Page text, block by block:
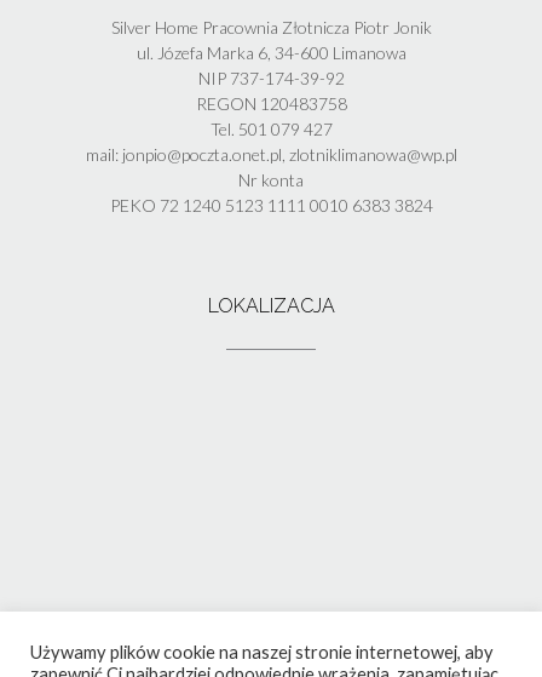
Silver Home Pracownia Złotnicza Piotr Jonik
ul. Józefa Marka 6, 34-600 Limanowa
NIP 737-174-39-92
REGON 120483758
Tel. 501 079 427
mail: jonpio@poczta.onet.pl, zlotniklimanowa@wp.pl
Nr konta
PEKO 72 1240 5123 1111 0010 6383 3824
LOKALIZACJA
Używamy plików cookie na naszej stronie internetowej, aby